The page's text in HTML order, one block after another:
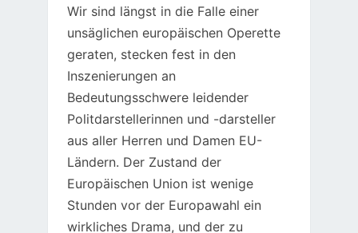
Wir sind längst in die Falle einer
unsäglichen europäischen Operette
geraten, stecken fest in den
Inszenierungen an
Bedeutungsschwere leidender
Politdarstellerinnen und -darsteller
aus aller Herren und Damen EU-
Ländern. Der Zustand der
Europäischen Union ist wenige
Stunden vor der Europawahl ein
wirkliches Drama, und der zu